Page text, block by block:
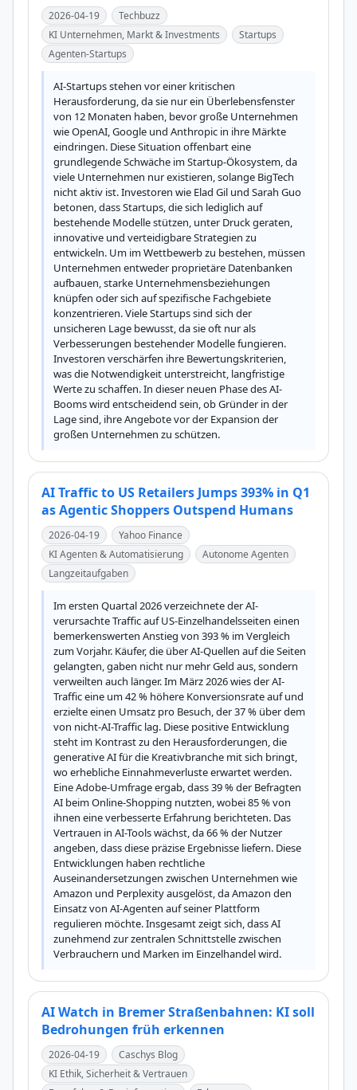
2026-04-19
Techbuzz
KI Unternehmen, Markt & Investments
Startups
Agenten-Startups
AI-Startups stehen vor einer kritischen
Herausforderung, da sie nur ein Überlebensfenster
von 12 Monaten haben, bevor große Unternehmen
wie OpenAI, Google und Anthropic in ihre Märkte
eindringen. Diese Situation offenbart eine
grundlegende Schwäche im Startup-Ökosystem, da
viele Unternehmen nur existieren, solange BigTech
nicht aktiv ist. Investoren wie Elad Gil und Sarah Guo
betonen, dass Startups, die sich lediglich auf
bestehende Modelle stützen, unter Druck geraten,
innovative und verteidigbare Strategien zu
entwickeln. Um im Wettbewerb zu bestehen, müssen
Unternehmen entweder proprietäre Datenbanken
aufbauen, starke Unternehmensbeziehungen
knüpfen oder sich auf spezifische Fachgebiete
konzentrieren. Viele Startups sind sich der
unsicheren Lage bewusst, da sie oft nur als
Verbesserungen bestehender Modelle fungieren.
Investoren verschärfen ihre Bewertungskriterien,
was die Notwendigkeit unterstreicht, langfristige
Werte zu schaffen. In dieser neuen Phase des AI-
Booms wird entscheidend sein, ob Gründer in der
Lage sind, ihre Angebote vor der Expansion der
großen Unternehmen zu schützen.
AI Traffic to US Retailers Jumps 393% in Q1
as Agentic Shoppers Outspend Humans
2026-04-19
Yahoo Finance
KI Agenten & Automatisierung
Autonome Agenten
Langzeitaufgaben
Im ersten Quartal 2026 verzeichnete der AI-
verursachte Traffic auf US-Einzelhandelsseiten einen
bemerkenswerten Anstieg von 393 % im Vergleich
zum Vorjahr. Käufer, die über AI-Quellen auf die Seiten
gelangten, gaben nicht nur mehr Geld aus, sondern
verweilten auch länger. Im März 2026 wies der AI-
Traffic eine um 42 % höhere Konversionsrate auf und
erzielte einen Umsatz pro Besuch, der 37 % über dem
von nicht-AI-Traffic lag. Diese positive Entwicklung
steht im Kontrast zu den Herausforderungen, die
generative AI für die Kreativbranche mit sich bringt,
wo erhebliche Einnahmeverluste erwartet werden.
Eine Adobe-Umfrage ergab, dass 39 % der Befragten
AI beim Online-Shopping nutzten, wobei 85 % von
ihnen eine verbesserte Erfahrung berichteten. Das
Vertrauen in AI-Tools wächst, da 66 % der Nutzer
angeben, dass diese präzise Ergebnisse liefern. Diese
Entwicklungen haben rechtliche
Auseinandersetzungen zwischen Unternehmen wie
Amazon und Perplexity ausgelöst, da Amazon den
Einsatz von AI-Agenten auf seiner Plattform
regulieren möchte. Insgesamt zeigt sich, dass AI
zunehmend zur zentralen Schnittstelle zwischen
Verbrauchern und Marken im Einzelhandel wird.
AI Watch in Bremer Straßenbahnen: KI soll
Bedrohungen früh erkennen
2026-04-19
Caschys Blog
KI Ethik, Sicherheit & Vertrauen